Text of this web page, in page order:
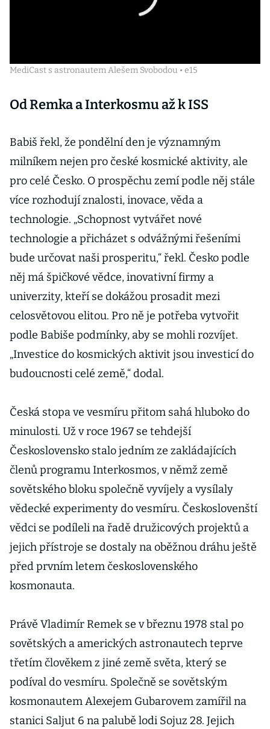
MediCast s astronautem Alešem Svobodou • e15
Od Remka a Interkosmu až k ISS
Babiš řekl, že pondělní den je významným
milníkem nejen pro české kosmické aktivity, ale
pro celé Česko. O prospěchu zemí podle něj stále
více rozhodují znalosti, inovace, věda a
technologie. „Schopnost vytvářet nové
technologie a přicházet s odvážnými řešeními
bude určovat naši prosperitu,“ řekl. Česko podle
něj má špičkové vědce, inovativní firmy a
univerzity, kteří se dokážou prosadit mezi
celosvětovou elitou. Pro ně je potřeba vytvořit
podle Babiše podmínky, aby se mohli rozvíjet.
„Investice do kosmických aktivit jsou investicí do
budoucnosti celé země,“ dodal.
Česká stopa ve vesmíru přitom sahá hluboko do
minulosti. Už v roce 1967 se tehdejší
Československo stalo jedním ze zakládajících
členů programu Interkosmos, v němž země
sovětského bloku společně vyvíjely a vysílaly
vědecké experimenty do vesmíru. Českoslovenští
vědci se podíleli na řadě družicových projektů a
jejich přístroje se dostaly na oběžnou dráhu ještě
před prvním letem československého
kosmonauta.
Právě Vladimír Remek se v březnu 1978 stal po
sovětských a amerických astronautech teprve
třetím člověkem z jiné země světa, který se
podíval do vesmíru. Společně se sovětským
kosmonautem Alexejem Gubarovem zamířil na
stanici Saljut 6 na palubě lodi Sojuz 28. Jejich